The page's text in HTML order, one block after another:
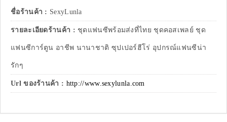
ชื่อร้านค้า : SexyLunla
รายละเอียดร้านค้า : ชุดแฟนซีพร้อมส่งที่ไทย ชุดคอสเพลย์ ชุด
แฟนซีการ์ตูน อาชีพ นานาชาติ ซุปเปอร์ฮีโร่ อุปกรณ์แฟนซีน่า
รักๆ
Url ของร้านค้า : http://www.sexylunla.com